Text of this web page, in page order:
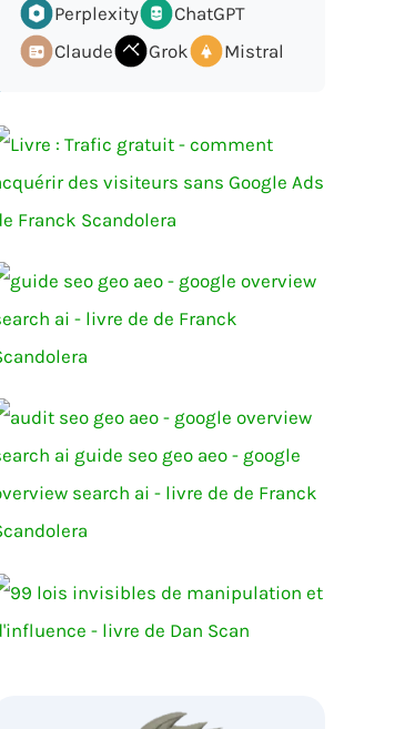
Perplexity
ChatGPT
Claude
Grok Mistral